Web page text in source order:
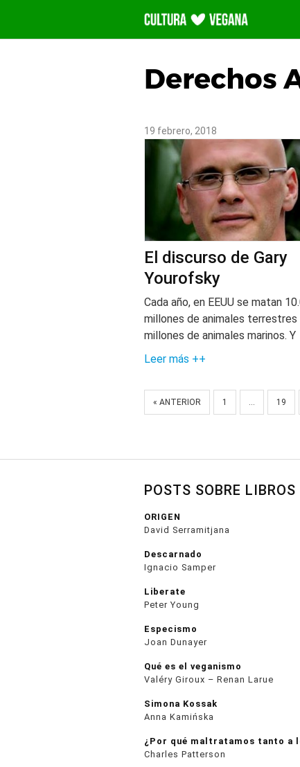
contenido
Derechos
19 febrero, 2018
El discurso de Gary
Yourofsky
Cada año, en EEUU se matan
millones de animales terrestres
millones de animales marinos. Y
Leer más ++
« ANTERIOR 1 19
POSTS SOBRE
ORIGEN
David Serramitjana
Descarnado
Ignacio Samper
Liberate
Peter Young
Especismo
Joan Dunayer
Qué es el veganismo
Valéry Giroux – Renan Larue
Simona Kossak
Anna Kamińska
¿Por qué maltratamos tanto a
Charles Patterson